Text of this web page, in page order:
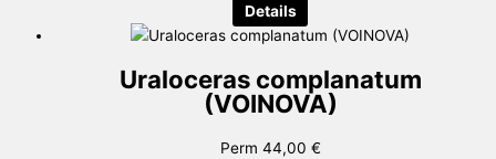
Details
Uraloceras complanatum
(VOINOVA)
Perm 44,00 €